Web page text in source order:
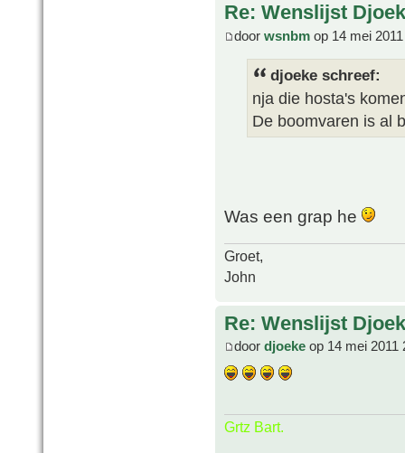
Re: Wenslijst
door wsnbm op 14 mei
djoeke schreef:
nja die hosta's
De boomvaren is al
Was een grap he
Groet,
John
Re: Wenslijst
door djoeke op 14 mei 2011
Grtz Bart.